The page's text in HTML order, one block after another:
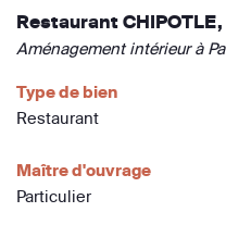
Restaurant
Aménagement intérieur à
Type de bien
Restaurant
Maître d'ouvrage
Particulier